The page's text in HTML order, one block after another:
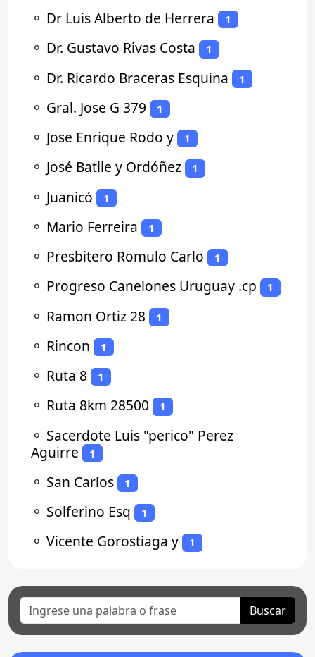
⚬ Dr Luis Alberto de Herrera 1
⚬ Dr. Gustavo Rivas Costa 1
⚬ Dr. Ricardo Braceras Esquina 1
⚬ Gral. Jose G 379 1
⚬ Jose Enrique Rodo y 1
⚬ José Batlle y Ordóñez 1
⚬ Juanicó 1
⚬ Mario Ferreira 1
⚬ Presbitero Romulo Carlo 1
⚬ Progreso Canelones Uruguay .cp 1
⚬ Ramon Ortiz 28 1
⚬ Rincon 1
⚬ Ruta 8 1
⚬ Ruta 8km 28500 1
⚬ Sacerdote Luis "perico" Perez
Aguirre
1
⚬ San Carlos 1
⚬ Solferino Esq 1
⚬ Vicente Gorostiaga y 1
Buscar